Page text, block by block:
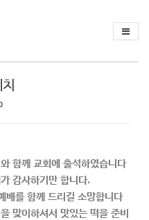
함께 교회에 출석하였습니다
감사하기만 합니다.
배를 함께 드리길 소망합니다
맞이하셔서 맛있는 떡을 준비
5
5